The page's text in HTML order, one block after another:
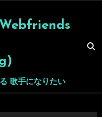
歌手になりたい